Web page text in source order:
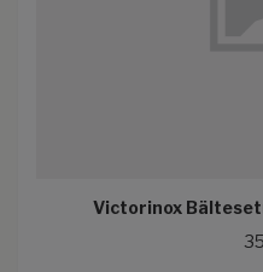
Victorinox